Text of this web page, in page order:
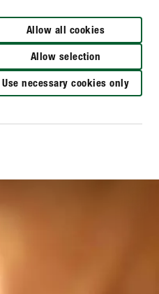
Allow all cookies
Allow selection
Use necessary cookies only